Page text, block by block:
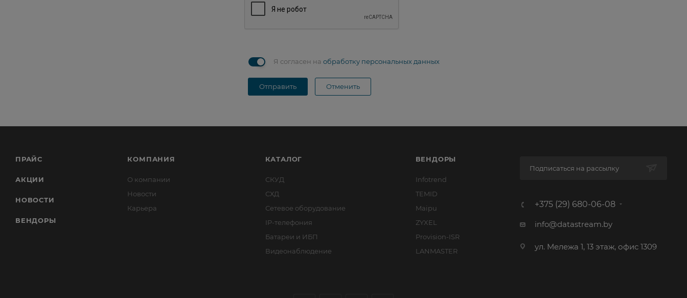
Я согласен на обработку персональных данных
Отправить Отменить
ПРАЙС
АКЦИИ
НОВОСТИ
ВЕНДОРЫ
КОМПАНИЯ
О компании
Новости
Карьера
КАТАЛОГ
СКУД
СХД
Сетевое оборудование
IP-телефония
Батареи и ИБП
Видеонаблюдение
ВЕНДОРЫ
Infotrend
TEMID
Maipu
ZYXEL
Provision-ISR
LANMASTER
Подписаться на рассылку
+375 (29) 680-06-08
info@datastream.by
ул. Мележа 1, 13 этаж, офис 1309